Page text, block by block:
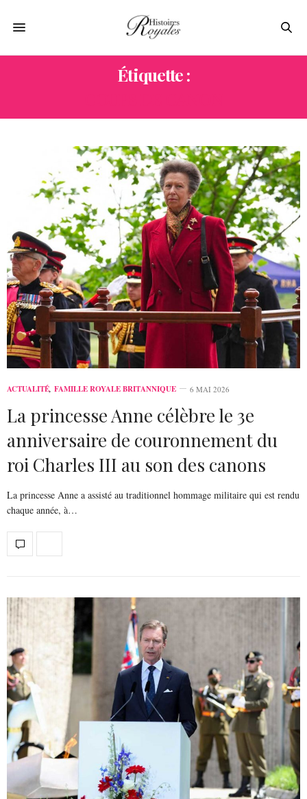
Étiquette :
ACTUALITÉ, FAMILLE ROYALE BRITANNIQUE 6 MAI 2026
La princesse Anne célèbre le 3e
anniversaire de couronnement du
roi Charles III au son des canons
La princesse Anne a assisté au traditionnel hommage militaire qui est rendu
chaque année, à…